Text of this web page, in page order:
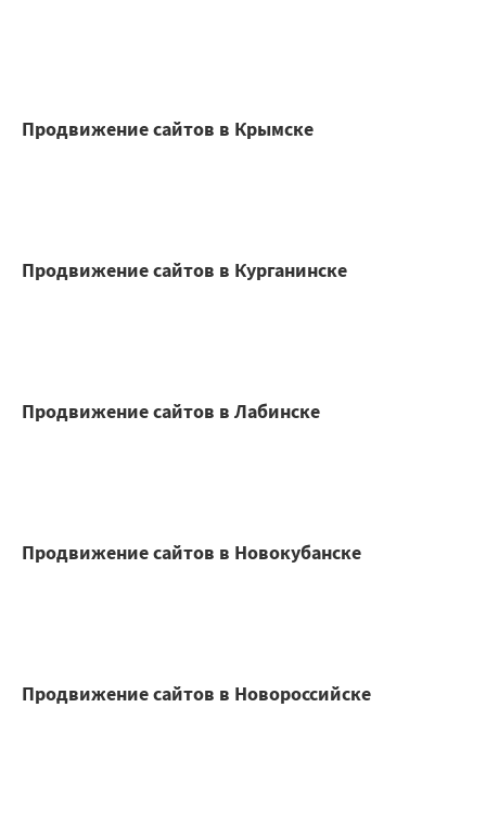
Продвижение сайтов в Крымске
Продвижение сайтов в Курганинске
Продвижение сайтов в Лабинске
Продвижение сайтов в Новокубанске
Продвижение сайтов в Новороссийске